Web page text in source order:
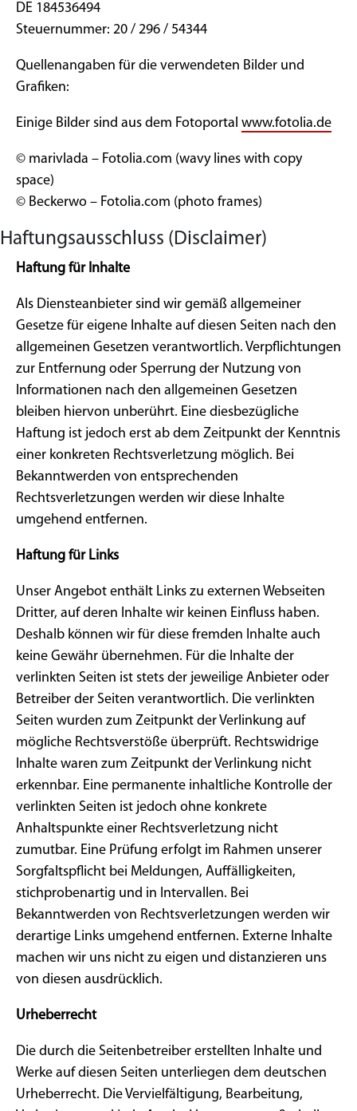
DE 184536494
Steuernummer: 20 / 296 / 54344
Quellenangaben für die verwendeten Bilder und
Grafiken:
Einige Bilder sind aus dem Fotoportal www.fotolia.de
© marivlada – Fotolia.com (wavy lines with copy
space)
© Beckerwo – Fotolia.com (photo frames)
Haftungsausschluss (Disclaimer)
Haftung für Inhalte
Als Diensteanbieter sind wir gemäß allgemeiner
Gesetze für eigene Inhalte auf diesen Seiten nach den
allgemeinen Gesetzen verantwortlich. Verpflichtungen
zur Entfernung oder Sperrung der Nutzung von
Informationen nach den allgemeinen Gesetzen
bleiben hiervon unberührt. Eine diesbezügliche
Haftung ist jedoch erst ab dem Zeitpunkt der Kenntnis
einer konkreten Rechtsverletzung möglich. Bei
Bekanntwerden von entsprechenden
Rechtsverletzungen werden wir diese Inhalte
umgehend entfernen.
Haftung für Links
Unser Angebot enthält Links zu externen Webseiten
Dritter, auf deren Inhalte wir keinen Einfluss haben.
Deshalb können wir für diese fremden Inhalte auch
keine Gewähr übernehmen. Für die Inhalte der
verlinkten Seiten ist stets der jeweilige Anbieter oder
Betreiber der Seiten verantwortlich. Die verlinkten
Seiten wurden zum Zeitpunkt der Verlinkung auf
mögliche Rechtsverstöße überprüft. Rechtswidrige
Inhalte waren zum Zeitpunkt der Verlinkung nicht
erkennbar. Eine permanente inhaltliche Kontrolle der
verlinkten Seiten ist jedoch ohne konkrete
Anhaltspunkte einer Rechtsverletzung nicht
zumutbar. Eine Prüfung erfolgt im Rahmen unserer
Sorgfaltspflicht bei Meldungen, Auffälligkeiten,
stichprobenartig und in Intervallen. Bei
Bekanntwerden von Rechtsverletzungen werden wir
derartige Links umgehend entfernen. Externe Inhalte
machen wir uns nicht zu eigen und distanzieren uns
von diesen ausdrücklich.
Urheberrecht
Die durch die Seitenbetreiber erstellten Inhalte und
Werke auf diesen Seiten unterliegen dem deutschen
Urheberrecht. Die Vervielfältigung, Bearbeitung,